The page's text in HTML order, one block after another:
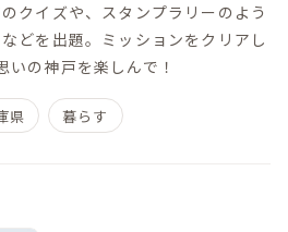
クイズや、スタンプラリーのよう
どを出題。ミッションをクリアし
いの神戸を楽しんで！
県 暮らす